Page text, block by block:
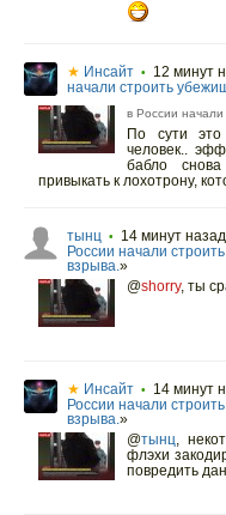
★ Инсайт • 12 минут
начали строить
в России начали
По сути
человек..
бабло
привыкать к лохотрону,
тынц • 14 минут назад
России начали
взрыва.»
@shorry, ты
★ Инсайт • 14 минут
России начали
взрыва.»
@тынц,
флэхи
повредить